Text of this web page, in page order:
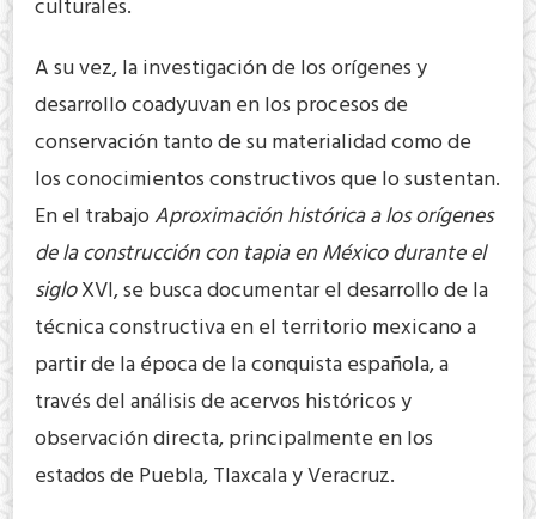
culturales.
A su vez, la investigación de los orígenes y
desarrollo coadyuvan en los procesos de
conservación tanto de su materialidad como de
los conocimientos constructivos que lo sustentan.
En el trabajoAproximación histórica a los orígenes
de la construcción con tapia en México durante el
sigloXVI, se busca documentar el desarrollo de la
técnica constructiva en el territorio mexicano a
partir de la época de la conquista española, a
través del análisis de acervos históricos y
observación directa, principalmente en los
estados de Puebla, Tlaxcala y Veracruz.